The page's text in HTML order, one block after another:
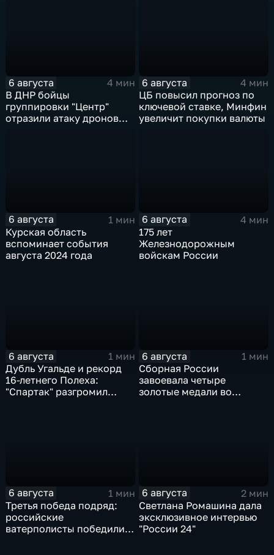
6 августа
4 мин
В ДНР бойцы
группировки "Центр"
отразили атаку дронов
6 августа
4 мин
ЦБ повысил прогноз по
ключевой ставке, Минфин
увеличит покупки валюты
6 августа
1 мин
Курская область
вспоминает события
августа 2024 года
6 августа
4 мин
175 лет
Железнодорожным
войскам России
6 августа
1 мин
Дубль Угальде и рекорд
16-летнего Полеха:
"Спартак" разгромил
6 августа
1 мин
Сборная России
завоевала четыре
золотые медали во
6 августа
1 мин
Третья победа подряд:
российские
ватерполисты победили
6 августа
2 мин
Светлана Ромашина дала
эксклюзивное интервью
"России 24"